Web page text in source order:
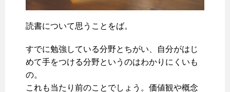
読書について思うことをば。
すでに勉強している分野とちがい、自分がはじ
めて手をつける分野というのはわかりにくいも
の。
これも当たり前のことでしょう。価値観や概念